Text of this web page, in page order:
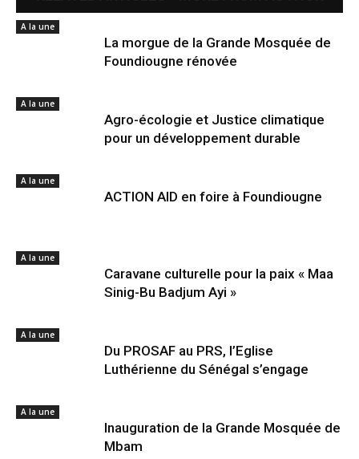
A la une
La morgue de la Grande Mosquée de
Foundiougne rénovée
A la une
Agro-écologie et Justice climatique
pour un développement durable
A la une
ACTION AID en foire à Foundiougne
A la une
Caravane culturelle pour la paix « Maa
Sinig-Bu Badjum Ayi »
A la une
Du PROSAF au PRS, l’Eglise
Luthérienne du Sénégal s’engage
A la une
Inauguration de la Grande Mosquée de
Mbam